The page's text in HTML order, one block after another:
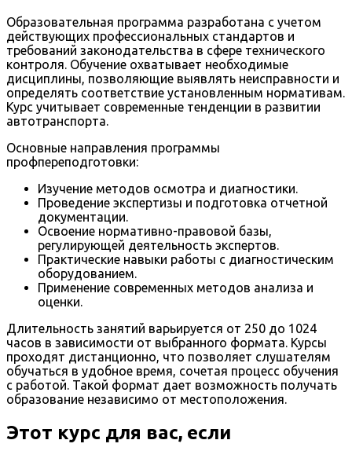
Образовательная программа разработана с учетом
действующих профессиональных стандартов и
требований законодательства в сфере технического
контроля. Обучение охватывает необходимые
дисциплины, позволяющие выявлять неисправности и
определять соответствие установленным нормативам.
Курс учитывает современные тенденции в развитии
автотранспорта.
Основные направления программы
профпереподготовки:
Изучение методов осмотра и диагностики.
Проведение экспертизы и подготовка отчетной
документации.
Освоение нормативно-правовой базы,
регулирующей деятельность экспертов.
Практические навыки работы с диагностическим
оборудованием.
Применение современных методов анализа и
оценки.
Длительность занятий варьируется от 250 до 1024
часов в зависимости от выбранного формата. Курсы
проходят дистанционно, что позволяет слушателям
обучаться в удобное время, сочетая процесс обучения
с работой. Такой формат дает возможность получать
образование независимо от местоположения.
Этот курс для вас, если